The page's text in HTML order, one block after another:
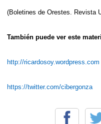
(Boletines de Orestes. Revista
También puede ver este
http://ricardosoy.wordpress.com
https://twitter.com/cibergonza